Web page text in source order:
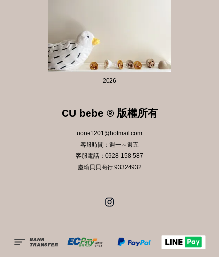
2026
CU bebe ® 版權所有
uone1201@hotmail.com
客服時間：週一～週五
客服電話：0928-158-587
慶瑜貝貝商行 93324932